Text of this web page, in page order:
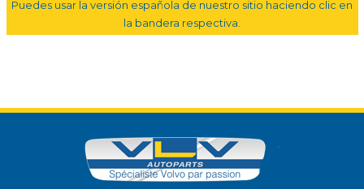
Puedes usar la versión española de nuestro sitio haciendo clic en
la bandera respectiva.